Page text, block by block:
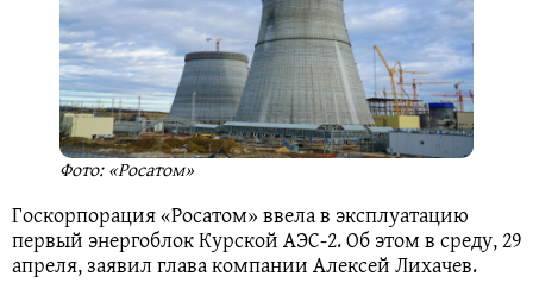
Фото: «Росатом»
Госкорпорация «Росатом» ввела в эксплуатацию
первый энергоблок Курской АЭС-2. Об этом в среду, 29
апреля, заявил глава компании Алексей Лихачев.